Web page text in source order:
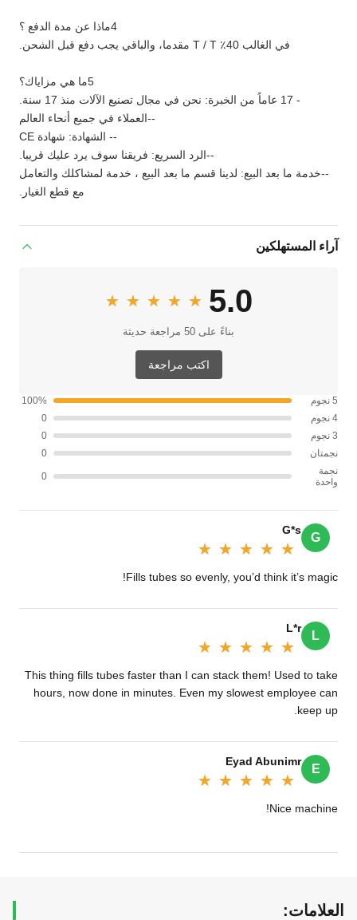
4ماذا عن مدة الدفع ؟
في الغالب 40٪ T / T مقدما، والباقي يجب دفع قبل الشحن.
5ما هي مزاياك؟
- 17 عاماً من الخبرة: نحن في مجال تصنيع الآلات منذ 17 سنة.
--العملاء في جميع أنحاء العالم
-- الشهادة: شهادة CE
--الرد السريع: فريقنا سوف يرد عليك قريبا.
--خدمة ما بعد البيع: لدينا قسم ما بعد البيع ، خدمة لمشاكلك والتعامل
مع قطع الغيار.
آراء المستهلكين
5.0
★★★★★
★★★★★
بناءً على 50 مراجعة حديثة
اكتب مراجعة
5 نجوم
100%
4 نجوم
0
3 نجوم
0
نجمتان
0
نجمة
واحدة
0
G
G*s
★★★★★
★★★★★
Fills tubes so evenly, you’d think it’s magic!‌
L
L*r
★★★★★
★★★★★
This thing fills tubes faster than I can stack them! Used to take
hours, now done in minutes. Even my slowest employee can
keep up.
E
Eyad Abunimr
★★★★★
★★★★★
Nice machine!
العلامات: